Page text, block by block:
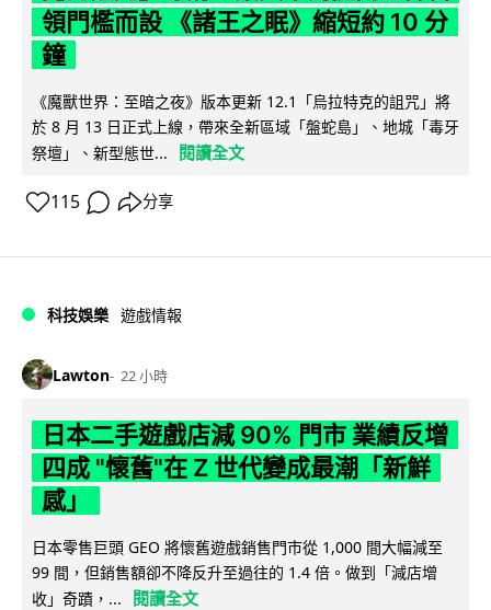
領門檻而設 《諸王之眠》縮短約 10 分
鐘
《魔獸世界：至暗之夜》版本更新 12.1「烏拉特克的詛咒」將
於 8 月 13 日正式上線，帶來全新區域「盤蛇島」、地城「毒牙
祭壇」、新型態世...
閱讀全文
115 分享
科技娛樂 遊戲情報
Lawton 22 小時
日本二手遊戲店減 90% 門市 業績反增
四成 "懷舊"在 Z 世代變成最潮「新鮮
感」
日本零售巨頭 GEO 將懷舊遊戲銷售門市從 1,000 間大幅減至
99 間，但銷售額卻不降反升至過往的 1.4 倍。做到「減店增
收」奇蹟，...
閱讀全文